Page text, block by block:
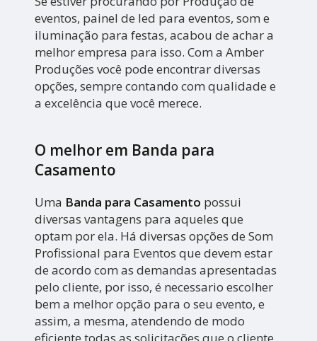
eventos, painel de led para eventos, som e
iluminação para festas, acabou de achar a
melhor empresa para isso. Com a Amber
Produções você pode encontrar diversas
opções, sempre contando com qualidade e
a excelência que você merece.
O melhor em Banda para
Casamento
Uma Banda para Casamento possui
diversas vantagens para aqueles que
optam por ela. Há diversas opções de Som
Profissional para Eventos que devem estar
de acordo com as demandas apresentadas
pelo cliente, por isso, é necessario escolher
bem a melhor opção para o seu evento, e
assim, a mesma, atendendo de modo